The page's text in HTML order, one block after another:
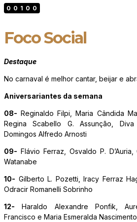
00100
Foco Social
Destaque
No carnaval é melhor cantar, beijar e
Aniversariantes da semana
08- Reginaldo Filpi, Maria Cândida
Regina Scabello G. Assunção,
Domingos Alfredo Arnosti
09- Flávio Ferraz, Osvaldo P.
Watanabe
10- Gilberto L. Pozetti, Iracy Ferraz
Odracir Romanelli Sobrinho
12- Haraldo Alexandre Ponfik,
Francisco e Maria Esmeralda Nascimento